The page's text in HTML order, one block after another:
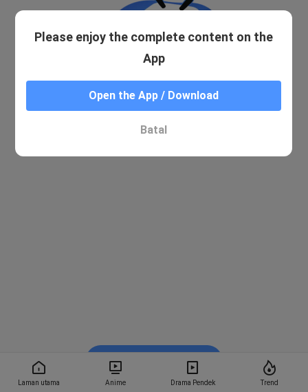
Laman utama Anime Drama Pendek Trend
Please enjoy the complete content on the
App
Open the App / Download
Batal
Tonton dalam BiliBili